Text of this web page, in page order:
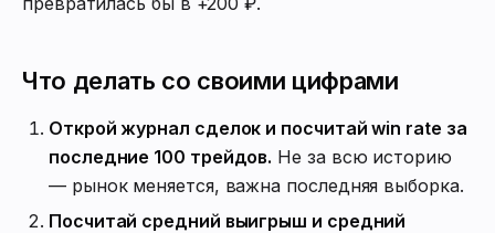
Что делать со своими цифрами
Открой журнал сделок и посчитай win rate за
последние 100 трейдов. Не за всю историю
— рынок меняется, важна последняя выборка.
Посчитай средний выигрыш и средний